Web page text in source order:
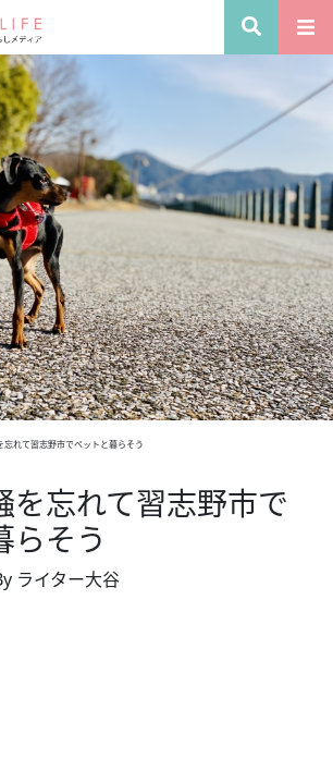
忘れて習志野市でペットと暮らそう
を忘れて習志野市で
らそう
ライター大谷